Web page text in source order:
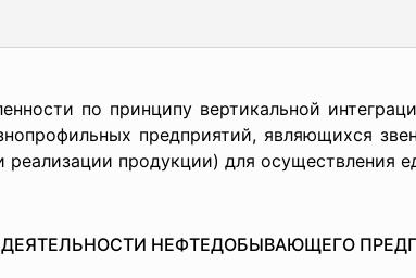
по принципу вертикальной
предприятий, являющихся
продукции) для осуществления
НЕФТЕДОБЫВАЮЩЕГО